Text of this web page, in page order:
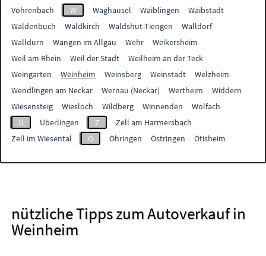
Vöhrenbach W Waghäusel Waiblingen
Waibstadt
Waldenbuch
Waldkirch Waldshut-Tiengen
Walldorf
Walldürn
Wangen im Allgäu Wehr
Weikersheim
Weil am Rhein
Weil der Stadt
Weilheim an der Teck
Weingarten
Weinheim Weinsberg Weinstadt
Welzheim
Wendlingen am Neckar
Wernau (Neckar) Wertheim
Widdern
Wiesensteig
Wiesloch Wildberg Winnenden
Wolfach
Ü
Überlingen Z
Zell am Harmersbach
Zell im Wiesental
Ö Öhringen Östringen Ötisheim
nützliche Tipps zum Autoverkauf in
Weinheim